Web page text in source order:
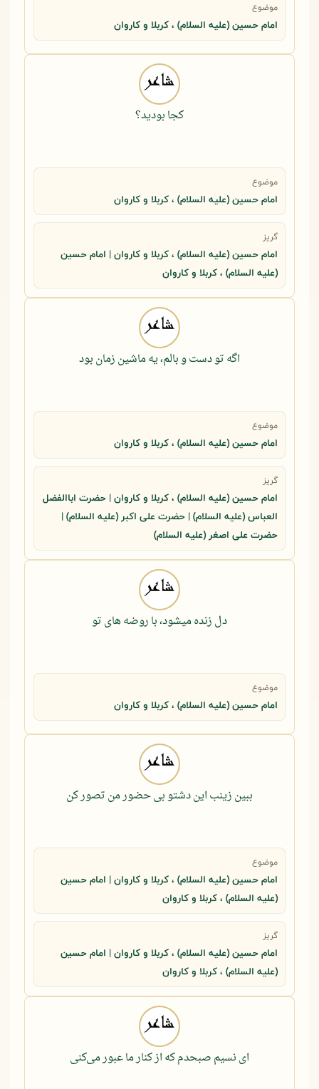
موضوع
امام حسین (علیه السلام) ، کربلا و کاروان
کجا بودید؟
موضوع
امام حسین (علیه السلام) ، کربلا و کاروان
گریز
امام حسین (علیه السلام) ، کربلا و کاروان | امام حسین
(علیه السلام) ، کربلا و کاروان
اگه تو دست و بالم، یه ماشین زمان بود
موضوع
امام حسین (علیه السلام) ، کربلا و کاروان
گریز
امام حسین (علیه السلام) ، کربلا و کاروان | حضرت اباالفضل
العباس (علیه السلام) | حضرت علی اکبر (علیه السلام) |
حضرت علی اصغر (علیه السلام)
دل زنده میشود، با روضه های تو
موضوع
امام حسین (علیه السلام) ، کربلا و کاروان
ببین زینب این دشتو بی حضور من تصور کن
موضوع
امام حسین (علیه السلام) ، کربلا و کاروان | امام حسین
(علیه السلام) ، کربلا و کاروان
گریز
امام حسین (علیه السلام) ، کربلا و کاروان | امام حسین
(علیه السلام) ، کربلا و کاروان
ای نسیم صبحدم که از کنار ما عبور می‌کنی